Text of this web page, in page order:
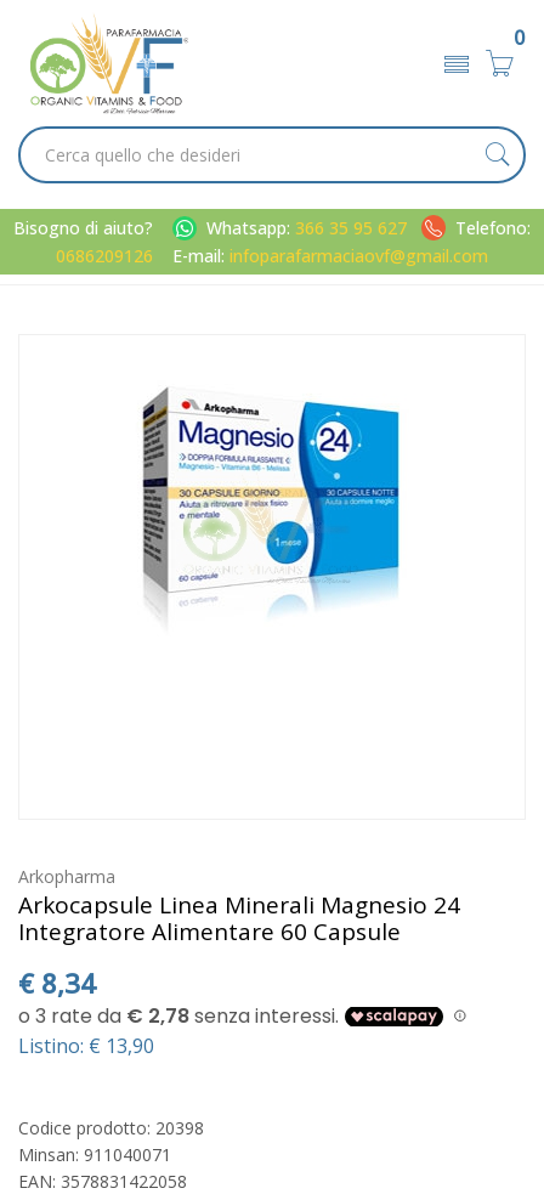
0
Bisogno di aiuto? Whatsapp: 366 35 95 627
Telefono:
0686209126
E-mail: infoparafarmaciaovf@gmail.com
Arkopharma
Arkocapsule Linea Minerali Magnesio 24
Integratore Alimentare 60 Capsule
€ 8,34
Listino: € 13,90
Codice prodotto: 20398
Minsan: 911040071
EAN: 3578831422058